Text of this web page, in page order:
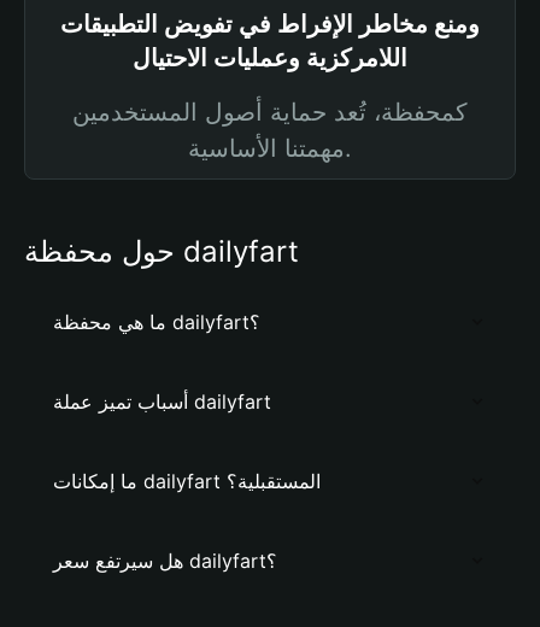
ومنع مخاطر الإفراط في تفويض التطبيقات
اللامركزية وعمليات الاحتيال
كمحفظة، تُعد حماية أصول المستخدمين
مهمتنا الأساسية.
حول محفظة dailyfart
ما هي محفظة dailyfart؟
أسباب تميز عملة dailyfart
ما إمكانات dailyfart المستقبلية؟
هل سيرتفع سعر dailyfart؟